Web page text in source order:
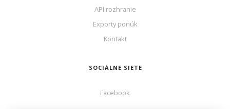
API rozhranie
Exporty ponúk
Kontakt
SOCIÁLNE SIETE
Facebook